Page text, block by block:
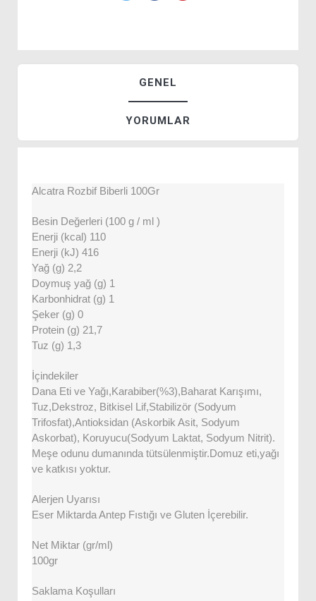
GENEL
YORUMLAR
Alcatra Rozbif Biberli 100Gr
Besin Değerleri (100 g / ml )
Enerji (kcal) 110
Enerji (kJ) 416
Yağ (g) 2,2
Doymuş yağ (g) 1
Karbonhidrat (g) 1
Şeker (g) 0
Protein (g) 21,7
Tuz (g) 1,3
İçindekiler
Dana Eti ve Yağı,Karabiber(%3),Baharat Karışımı,
Tuz,Dekstroz, Bitkisel Lif,Stabilizör (Sodyum
Trifosfat),Antioksidan (Askorbik Asit, Sodyum
Askorbat), Koruyucu(Sodyum Laktat, Sodyum Nitrit).
Meşe odunu dumanında tütsülenmiştir.Domuz eti,yağı
ve katkısı yoktur.
Alerjen Uyarısı
Eser Miktarda Antep Fıstığı ve Gluten İçerebilir.
Net Miktar (gr/ml)
100gr
Saklama Koşulları